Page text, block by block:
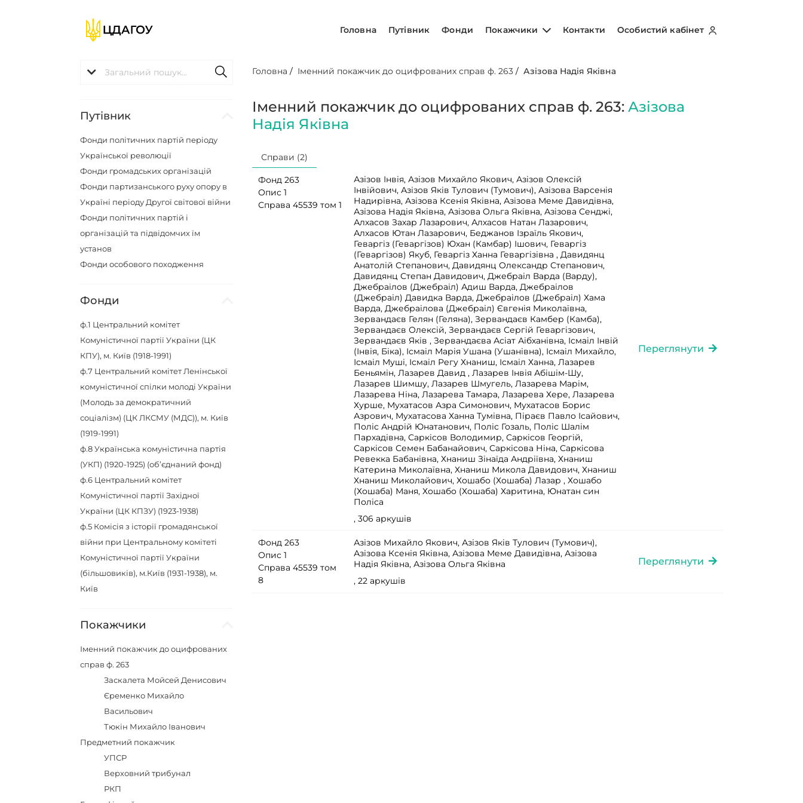
Головна Путівник Фонди Покажчики Контакти Особистий кабінет
Путівник
Фонди політичних партій періоду
Української революції
Фонди громадських організацій
Фонди партизанського руху опору в
Україні періоду Другої світової війни
Фонди політичних партій і
організацій та підвідомчих їм
установ
Фонди особового походження
Фонди
ф.1 Центральний комітет
Комуністичної партії України (ЦК
КПУ), м. Київ (1918-1991)
ф.7 Центральний комітет Ленінської
комуністичної спілки молоді України
(Молодь за демократичний
соціалізм) (ЦК ЛКСМУ (МДС)), м. Київ
(1919-1991)
ф.8Українська комуністична партія
(УКП) (1920-1925) (об’єднаний фонд)
ф.6 Центральний комітет
Комуністичної партії Західної
України (ЦК КПЗУ) (1923-1938)
ф.5 Комісія з історії громадянської
війни при Центральному комітеті
Комуністичної партії України
(більшовиків), м.Київ (1931-1938), м.
Київ
Покажчики
Іменний покажчик до оцифрованих
справ ф. 263
Заскалета Мойсей Денисович
Єременко Михайло
Васильович
Тюкін Михайло Іванович
Предметний покажчик
УПСР
Верховний трибунал
РКП
Головна / Іменний покажчик до оцифрованих справ ф. 263 /Азізова Надія Яківна
Іменний покажчик до оцифрованих справ ф. 263:Азізова
Надія Яківна
Справи (2)
Фонд 263
Опис 1
Справа 45539 том 1
Азізов Інвія, Азізов Михайло Якович, Азізов Олексій
Інвійович, Азізов Яків Тулович (Тумович), Азізова Варсенія
Надирівна, Азізова Ксенія Яківна, Азізова Меме Давидівна,
Азізова Надія Яківна, Азізова Ольга Яківна, Азізова Сенджі,
Алхасов Захар Лазарович, Алхасов Натан Лазарович,
Алхасов Ютан Лазарович, Беджанов Ізраїль Якович,
Геваргіз (Геваргізов) Юхан (Камбар) Ішович, Геваргіз
(Геваргізов) Якуб, Геваргіз Ханна Геваргізівна , Давидянц
Анатолій Степанович, Давидянц Олександр Степанович,
Давидянц Степан Давидович, Джебраіл Варда (Варду),
Джебраілов (Джебраіл) Адиш Варда, Джебраілов
(Джебраіл) Давидка Варда, Джебраілов (Джебраіл) Хама
Варда, Джебраілова (Джебраіл) Євгенія Миколаївна,
Зервандаєв Гелян (Геляна), Зервандаєв Камбер (Камба),
Зервандаєв Олексій, Зервандаєв Сергій Геваргізович,
Зервандаєв Яків , Зервандаєва Асіат Аібханівна, Ісмаіл Інвій
(Інвія, Біка), Ісмаіл Марія Ушана (Ушанівна), Ісмаіл Михайло,
Ісмаіл Муші, Ісмаіл Регу Хнаниш, Ісмаіл Ханна, Лазарев
Беньямін, Лазарев Давид , Лазарев Інвія Абішім-Шу,
Лазарев Шимшу, Лазарев Шмугель, Лазарева Марім,
Лазарева Ніна, Лазарева Тамара, Лазарева Хере, Лазарева
Хурше, Мухатасов Азра Симонович, Мухатасов Борис
Азрович, Мухатасова Ханна Тумівна, Піраєв Павло Ісайович,
Поліс Андрій Юнатанович, Поліс Гозаль, Поліс Шалім
Пархадівна, Саркісов Володимир, Саркісов Георгій,
Саркісов Семен Бабанайович, Саркісова Ніна, Саркісова
Ревекка Бабанівна, Хнаниш Зінаїда Андріївна, Хнаниш
Катерина Миколаївна, Хнаниш Микола Давидович, Хнаниш
Хнаниш Миколайович, Хошабо (Хошаба) Лазар , Хошабо
(Хошаба) Маня, Хошабо (Хошаба) Харитина, Юнатан син
Поліса
, 306 аркушів
Переглянути
Фонд 263
Опис 1
Справа 45539 том
8
Азізов Михайло Якович, Азізов Яків Тулович (Тумович),
Азізова Ксенія Яківна, Азізова Меме Давидівна, Азізова
Надія Яківна, Азізова Ольга Яківна
, 22 аркушів
Переглянути